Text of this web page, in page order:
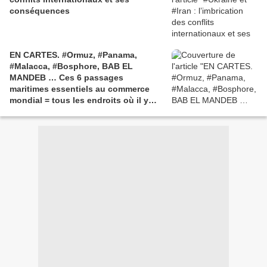
conséquences
EN CARTES. #Ormuz, #Panama,
#Malacca, #Bosphore, BAB EL
MANDEB … Ces 6 passages
maritimes essentiels au commerce
mondial = tous les endroits où il y